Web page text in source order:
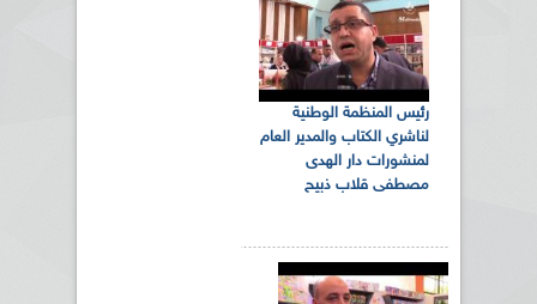
رئيس المنظمة الوطنية
لناشري الكتاب والمدير العام
لمنشورات دار الهدى
مصطفى قلاب ذبيح